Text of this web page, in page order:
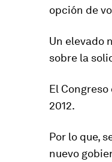
opción de
Un elevado
sobre la
El
2012.
Por lo que,
nuevo